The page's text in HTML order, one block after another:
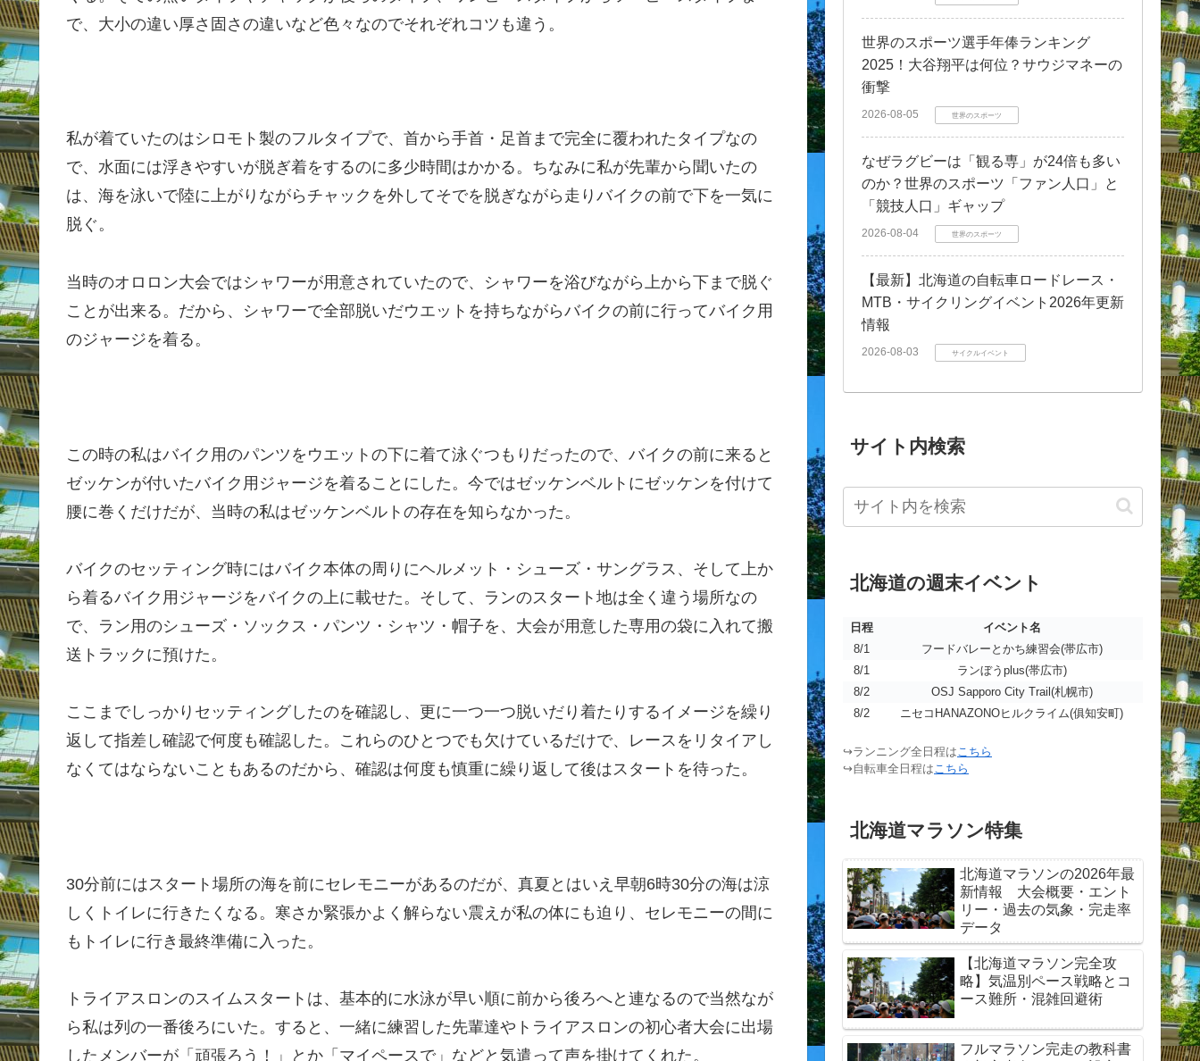
で、大小の違い厚さ固さの違いなど色々なのでそれぞれコツも違う。
私が着ていたのはシロモト製のフルタイプで、首から手首・足首まで完全に覆われたタイプなの
で、水面には浮きやすいが脱ぎ着をするのに多少時間はかかる。ちなみに私が先輩から聞いたの
は、海を泳いで陸に上がりながらチャックを外してそでを脱ぎながら走りバイクの前で下を一気に
脱ぐ。
当時のオロロン大会ではシャワーが用意されていたので、シャワーを浴びながら上から下まで脱ぐ
ことが出来る。だから、シャワーで全部脱いだウエットを持ちながらバイクの前に行ってバイク用
のジャージを着る。
この時の私はバイク用のパンツをウエットの下に着て泳ぐつもりだったので、バイクの前に来ると
ゼッケンが付いたバイク用ジャージを着ることにした。今ではゼッケンベルトにゼッケンを付けて
腰に巻くだけだが、当時の私はゼッケンベルトの存在を知らなかった。
バイクのセッティング時にはバイク本体の周りにヘルメット・シューズ・サングラス、そして上か
ら着るバイク用ジャージをバイクの上に載せた。そして、ランのスタート地は全く違う場所なの
で、ラン用のシューズ・ソックス・パンツ・シャツ・帽子を、大会が用意した専用の袋に入れて搬
送トラックに預けた。
ここまでしっかりセッティングしたのを確認し、更に一つ一つ脱いだり着たりするイメージを繰り
返して指差し確認で何度も確認した。これらのひとつでも欠けているだけで、レースをリタイアし
なくてはならないこともあるのだから、確認は何度も慎重に繰り返して後はスタートを待った。
30分前にはスタート場所の海を前にセレモニーがあるのだが、真夏とはいえ早朝6時30分の海は涼
しくトイレに行きたくなる。寒さか緊張かよく解らない震えが私の体にも迫り、セレモニーの間に
もトイレに行き最終準備に入った。
トライアスロンのスイムスタートは、基本的に水泳が早い順に前から後ろへと連なるので当然なが
ら私は列の一番後ろにいた。すると、一緒に練習した先輩達やトライアスロンの初心者大会に出場
したメンバーが「頑張ろう！」とか「マイペースで」などと気遣って声を掛けてくれた。
世界のスポーツ選手年俸ランキング
2025！大谷翔平は何位？サウジマネーの
衝撃
2026-08-05 世界のスポーツ
なぜラグビーは「観る専」が24倍も多い
のか？世界のスポーツ「ファン人口」と
「競技人口」ギャップ
2026-08-04 世界のスポーツ
【最新】北海道の自転車ロードレース・
MTB・サイクリングイベント2026年更新
情報
2026-08-03 サイクルイベント
サイト内検索
北海道の週末イベント
日程
イベント名
日程
イベント名
8/1
フードバレーとかち練習会(帯広市)
8/1
ランぼうplus(帯広市)
8/2
OSJ Sapporo City Trail(札幌市)
8/2
ニセコHANAZONOヒルクライム(俱知安町)
↪ランニング全日程は こちら
↪自転車全日程は こちら
北海道マラソン特集
北海道マラソンの2026年最
新情報 大会概要・エント
リー・過去の気象・完走率
データ
【北海道マラソン完全攻
略】気温別ペース戦略とコ
ース難所・混雑回避術
フルマラソン完走の教科書